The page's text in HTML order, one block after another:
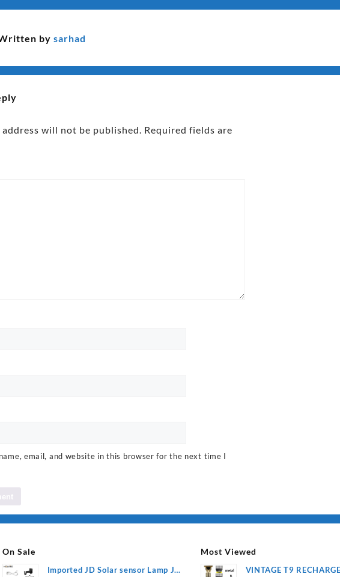
bysarhad
address will not be published. Required fields are
email, and website in this browser for the next time I
On Sale
Imported JD Solar sensor Lamp JD-
Most Viewed
VINTAGE T9